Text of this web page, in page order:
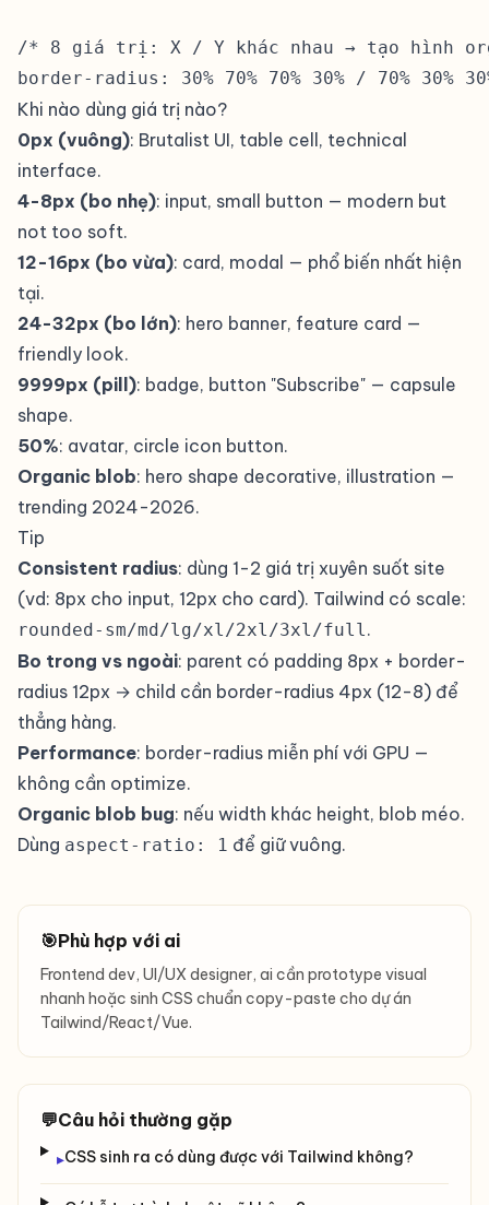
/* 8 giá trị: X / Y khác nhau → tạo hình
border-radius: 30% 70% 70% 30% / 70% 30%
Khi nào dùng giá trị nào?
0px (vuông): Brutalist UI, table cell, technical
interface.
4-8px (bo nhẹ): input, small button — modern but
not too soft.
12-16px (bo vừa): card, modal — phổ biến nhất hiện
tại.
24-32px (bo lớn): hero banner, feature card —
friendly look.
9999px (pill): badge, button "Subscribe" — capsule
shape.
50%: avatar, circle icon button.
Organic blob: hero shape decorative, illustration —
trending 2024-2026.
Tip
Consistent radius: dùng 1-2 giá trị xuyên suốt site
(vd: 8px cho input, 12px cho card). Tailwind có scale:
rounded-sm/md/lg/xl/2xl/3xl/full.
Bo trong vs ngoài: parent có padding 8px + border-
radius 12px → child cần border-radius 4px (12-8) để
thẳng hàng.
Performance: border-radius miễn phí với GPU —
không cần optimize.
Organic blob bug: nếu width khác height, blob méo.
Dùng aspect-ratio: 1 để giữ vuông.
🎯Phù hợp với ai
Frontend dev, UI/UX designer, ai cần prototype visual
nhanh hoặc sinh CSS chuẩn copy-paste cho dự án
Tailwind/React/Vue.
💬Câu hỏi thường gặp
▸CSS sinh ra có dùng được với Tailwind không?